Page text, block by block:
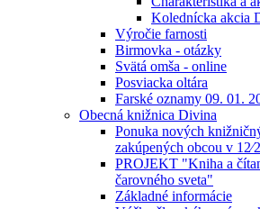
Kolednícka akcia
Výročie farnosti
Birmovka - otázky
Svätá omša - online
Posviacka oltára
Farské oznamy 09. 01.
Obecná knižnica Divina
Ponuka nových
zakúpených obcou v
PROJEKT "Kniha a
čarovného sveta"
Základné informácie